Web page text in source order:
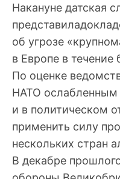
Накануне датская
об угрозе
в Европе в
По оценке
НАТО ослабленным
и в политическом
применить силу
нескольких стран
В декабре